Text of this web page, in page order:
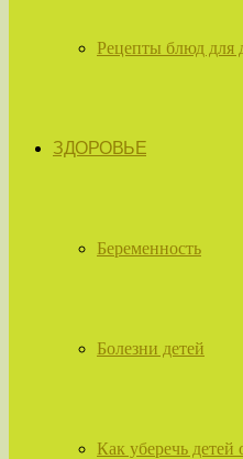
Рецепты блюд для
ЗДОРОВЬЕ
Беременность
Болезни детей
Как уберечь детей